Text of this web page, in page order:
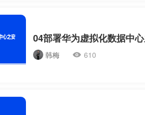
04部署华为虚拟化数据中
韩梅 610